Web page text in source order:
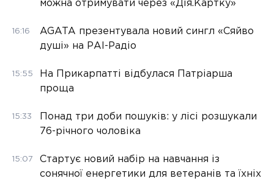
можна отримувати через «Дія.Картку»
16:16
AGATA презентувала новий сингл «Сяйво
душі» на РАІ-Радіо
15:55
На Прикарпатті відбулася Патріарша
проща
15:33
Понад три доби пошуків: у лісі розшукали
76-річного чоловіка
15:07
Стартує новий набір на навчання із
сонячної енергетики для ветеранів та їхніх